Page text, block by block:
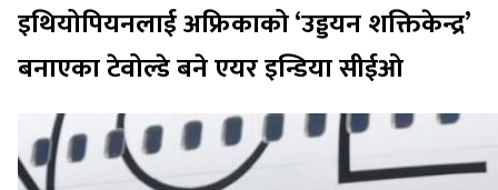
इथियोपियनलाई अफ्रिकाको ‘उड्डयन शक्तिकेन्द्र’
बनाएका टेवोल्डे बने एयर इन्डिया सीईओ